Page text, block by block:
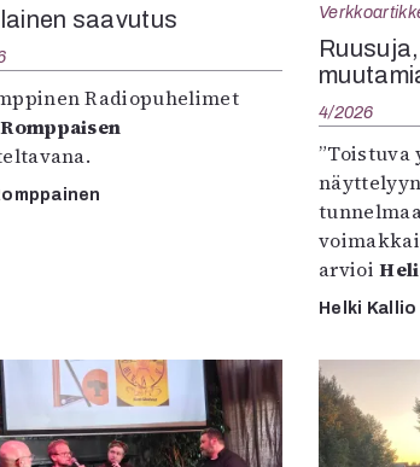
saavutus
Radiopuhelimet
4/2026
arvioi
Helki Kallio